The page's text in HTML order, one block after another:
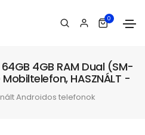
0
4GB RAM Dual (SM-
HASZNÁLT -
Androidos telefonok